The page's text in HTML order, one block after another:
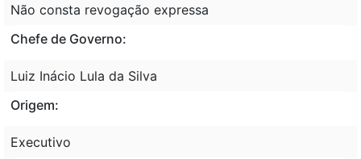
Não consta revogação expressa
Chefe de Governo:
Luiz Inácio Lula da Silva
Origem:
Executivo